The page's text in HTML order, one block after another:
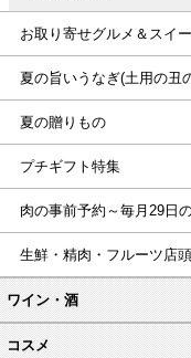
お取り寄せグルメ＆スイ
夏の旨いうなぎ(土用の丑
夏の贈りもの
プチギフト特集
肉の事前予約～毎月29日
生鮮・精肉・フルーツ店
ワイン・酒
コスメ